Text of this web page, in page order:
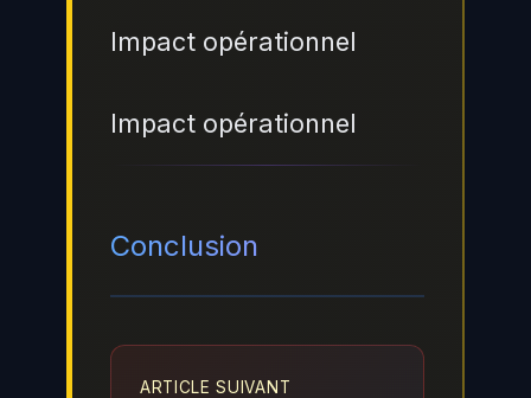
Impact opérationnel
Impact opérationnel
Conclusion
ARTICLE SUIVANT